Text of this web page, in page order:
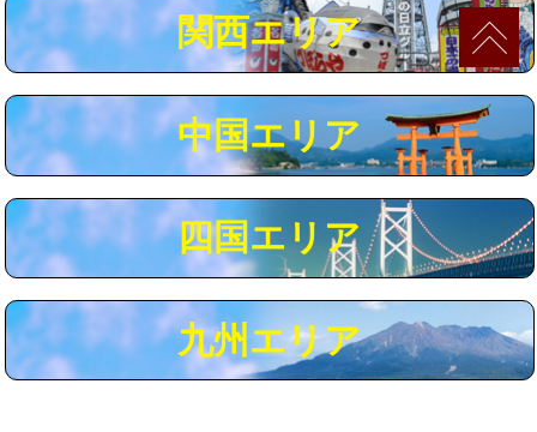
モルタル補修（厚さ10㎝まで） 27,500円
追加人工 16,500円
※給水管工事は20mmまでの価格です。
関西エリア
中国エリア
四国エリア
九州エリア